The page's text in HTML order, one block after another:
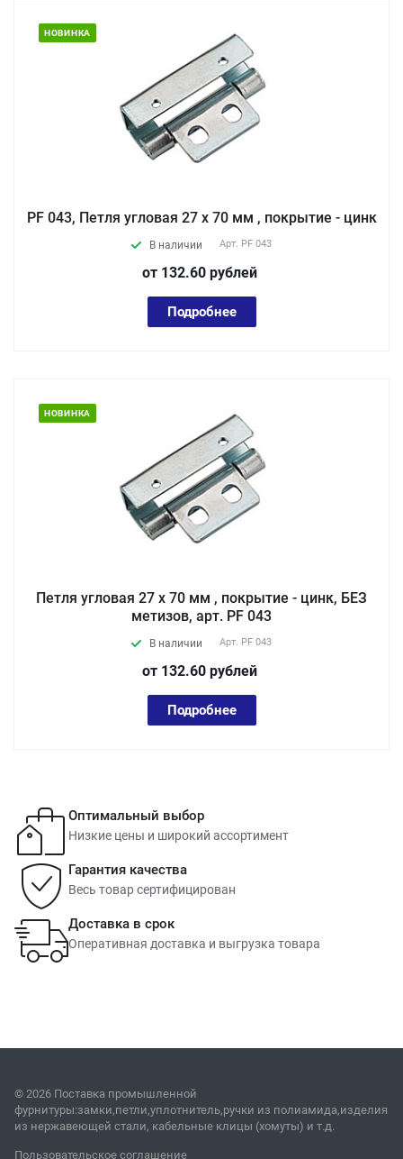
НОВИНКА
PF 043, Петля угловая 27 х 70 мм , покрытие - цинк
В наличии Арт. PF 043
от 132.60 рублей
Подробнее
НОВИНКА
Петля угловая 27 х 70 мм , покрытие - цинк, БЕЗ
метизов, арт. PF 043
В наличии Арт. PF 043
от 132.60 рублей
Подробнее
Оптимальный выбор
Низкие цены и широкий ассортимент
Гарантия качества
Весь товар сертифицирован
Доставка в срок
Оперативная доставка и выгрузка товара
© 2026 Поставка промышленной
фурнитуры:замки,петли,уплотнитель,ручки из полиамида,изделия
из нержавеющей стали, кабельные клицы (хомуты) и т.д.
Пользовательское соглашение